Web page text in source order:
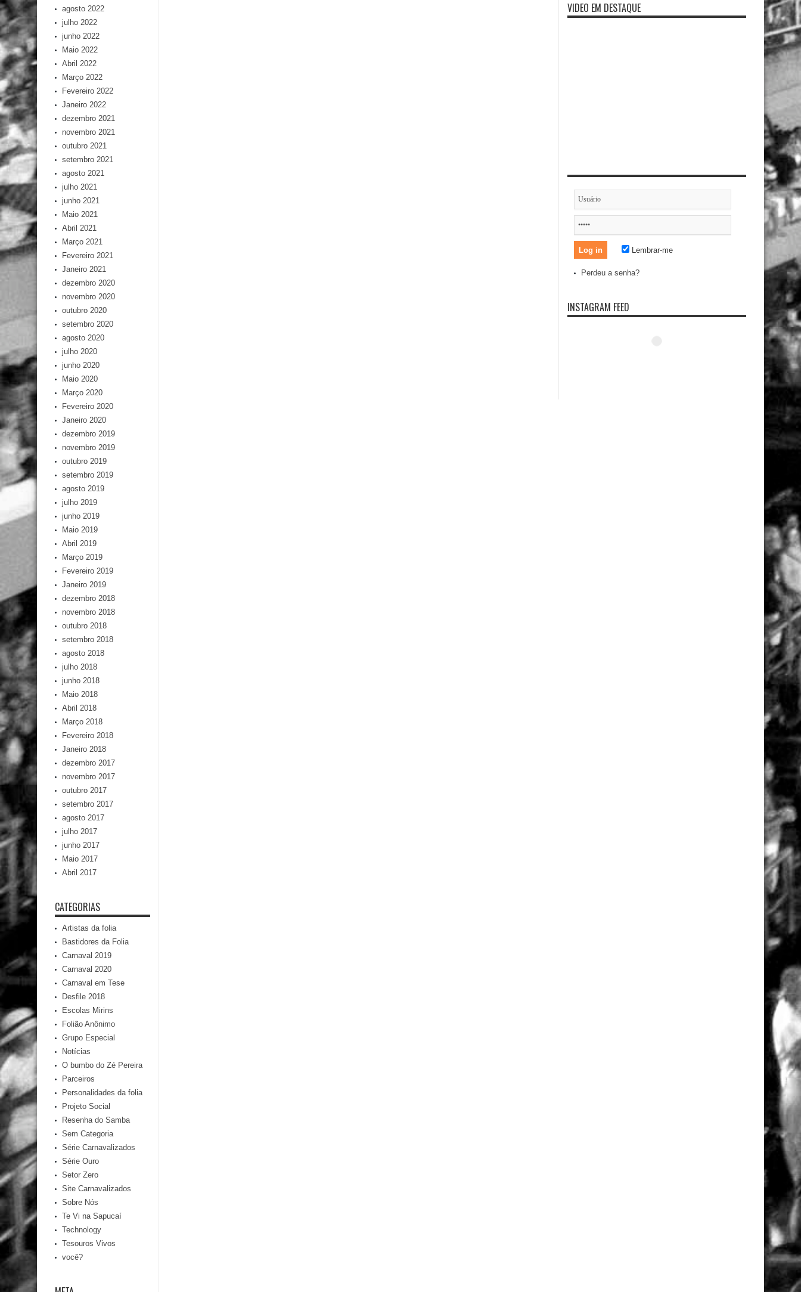
agosto 2022
julho 2022
junho 2022
Maio 2022
Abril 2022
Março 2022
Fevereiro 2022
Janeiro 2022
dezembro 2021
novembro 2021
outubro 2021
setembro 2021
agosto 2021
julho 2021
junho 2021
Maio 2021
Abril 2021
Março 2021
Fevereiro 2021
Janeiro 2021
dezembro 2020
novembro 2020
outubro 2020
setembro 2020
agosto 2020
julho 2020
junho 2020
Maio 2020
Março 2020
Fevereiro 2020
Janeiro 2020
dezembro 2019
novembro 2019
outubro 2019
setembro 2019
agosto 2019
julho 2019
junho 2019
Maio 2019
Abril 2019
Março 2019
Fevereiro 2019
Janeiro 2019
dezembro 2018
novembro 2018
outubro 2018
setembro 2018
agosto 2018
julho 2018
junho 2018
Maio 2018
Abril 2018
Março 2018
Fevereiro 2018
Janeiro 2018
dezembro 2017
novembro 2017
outubro 2017
setembro 2017
agosto 2017
julho 2017
junho 2017
Maio 2017
Abril 2017
CATEGORIAS
Artistas da folia
Bastidores da Folia
Carnaval 2019
Carnaval 2020
Carnaval em Tese
Desfile 2018
Escolas Mirins
Folião Anônimo
Grupo Especial
Notícias
O bumbo do Zé Pereira
Parceiros
Personalidades da folia
Projeto Social
Resenha do Samba
Sem Categoria
Série Carnavalizados
Série Ouro
Setor Zero
Site Carnavalizados
Sobre Nós
Te Vi na Sapucaí
Technology
Tesouros Vivos
você?
VIDEO EM DESTAQUE
Lembrar-me
Perdeu a senha?
INSTAGRAM FEED